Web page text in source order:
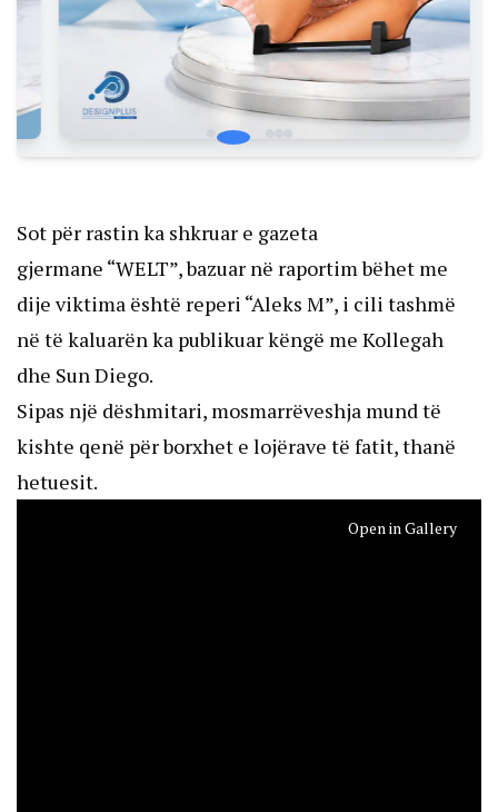
Sot për rastin ka shkruar e gazeta
gjermane “WELT”,bazuar në raportim bëhet me
dije viktima është reperi “Aleks M”, i cili tashmë
në të kaluarën ka publikuar këngë me Kollegah
dhe Sun Diego.
Sipas një dëshmitari, mosmarrëveshja mund të
kishte qenë për borxhet e lojërave të fatit, thanë
hetuesit.
Open in Gallery